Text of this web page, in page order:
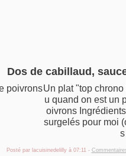
Dos de cabillaud,
Un plat "top
u quand on est un
oivrons
surgelés pour moi
Posté par lacuisinedelilly à 07:11 -